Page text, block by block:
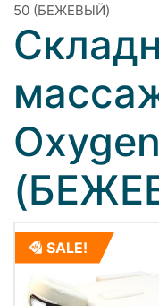
50 (БЕЖЕВЫЙ)
SALE!